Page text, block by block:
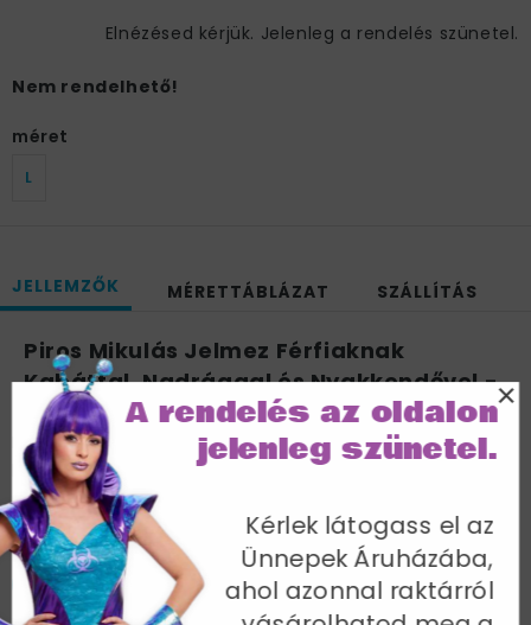
Elnézésed kérjük. Jelenleg a rendelés szünetel.
Nem rendelhető!
méret
L
JELLEMZŐK MÉRETTÁBLÁZAT SZÁLLÍTÁS
Piros Mikulás Jelmez Férfiaknak
Kabáttal, Nadrággal és Nyakkendővel -
M
Mellbőség 97-102 cm / Derékbőség 81-86 cm / Belső
lábhossz 83 cm
Cikkszám: 33562M
Kérlek látogass el az
Ünnepek Áruházába,
ahol azonnal raktárról
A rendelés az oldalon
jelenleg szünetel.
×